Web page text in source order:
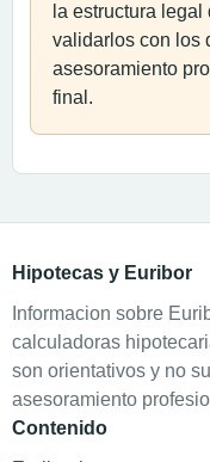
la estructura
validarlos con los
asesoramiento
final.
Hipotecas y Euribor
Informacion sobre
calculadoras
son orientativos y no
asesoramiento
Contenido